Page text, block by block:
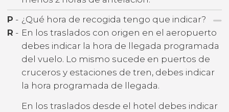
P - ¿Qué hora de recogida tengo que indicar?
R - En los traslados con origen en el aeropuerto
debes indicar la hora de llegada programada
del vuelo. Lo mismo sucede en puertos de
cruceros y estaciones de tren, debes indicar
la hora programada de llegada.
En los traslados desde el hotel debes indicar